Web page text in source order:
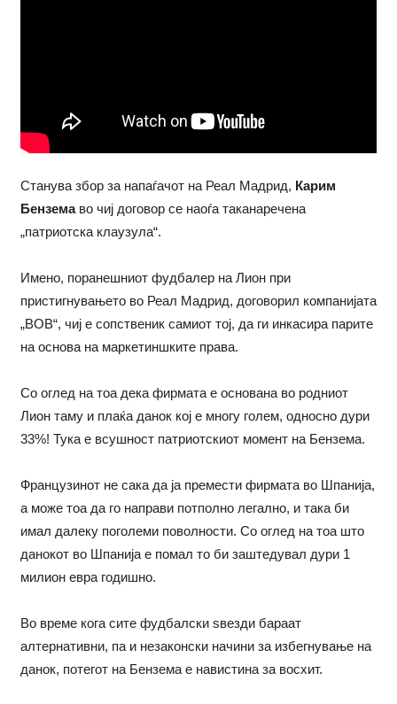
Станува збор за напаѓачот на Реал Мадрид, Карим
Бенземаво чиј договор се наоѓа таканаречена
„патриотска клаузула“.
Имено, поранешниот фудбалер на Лион при
пристигнувањето во Реал Мадрид, договорил компанијата
„BOB“, чиј е сопственик самиот тој, да ги инкасира парите
на основа на маркетиншките права.
Со оглед на тоа дека фирмата е основана во родниот
Лион таму и плаќа данок кој е многу голем, односно дури
33%! Тука е всушност патриотскиот момент на Бензема.
Французинот не сака да ја премести фирмата во Шпанија,
а може тоа да го направи потполно легално, и така би
имал далеку поголеми поволности. Со оглед на тоа што
данокот во Шпанија е помал то би заштедувал дури 1
милион евра годишно.
Во време кога сите фудбалски ѕвезди бараат
алтернативни, па и незаконски начини за избегнување на
данок, потегот на Бензема е навистина за восхит.